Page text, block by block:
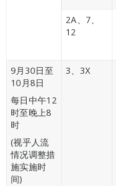
2A、7、
12
9月30日至
10月8日
每日中午12
时至晚上8
时
(视乎人流
情况调整措
施实施时
间)
3、3X